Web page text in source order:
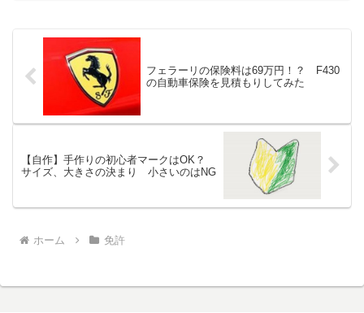
フェラーリの保険料は69万円！？ F430
の自動車保険を見積もりしてみた
【自作】手作りの初心者マークはOK？
サイズ、大きさの決まり 小さいのはNG
ホーム 免許